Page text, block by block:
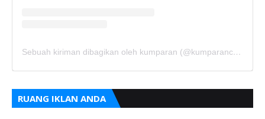
Sebuah kiriman dibagikan oleh kumparan (@kumparancom)
RUANG IKLAN ANDA